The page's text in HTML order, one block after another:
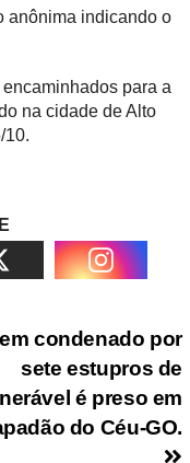
anônima indicando o
para a
na cidade de Alto
10.
condenado por
sete estupros de
é preso em
do Céu-GO.